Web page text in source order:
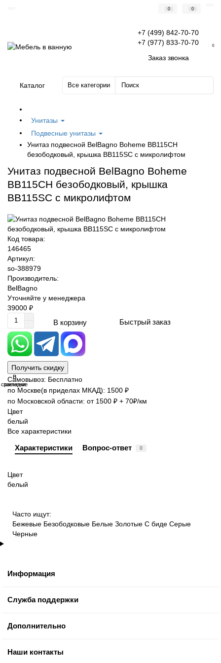
0 0
+7 (499) 842-70-70
+7 (977) 833-70-70
Заказ звонка
0
Каталог Все категории
Унитазы
Подвесные унитазы
Унитаз подвесной BelBagno Boheme BB115CH
безободковый, крышка BB115SC с микролифтом
Унитаз подвесной BelBagno Boheme
BB115CH безободковый, крышка
BB115SC с микролифтом
Код товара:
146465
Артикул:
so-388979
Производитель:
BelBagno
Уточняйте у менеджера
39000 ₽
В корзину Быстрый заказ
Получить скидку
В
закладки
В
сравнение
Самовывоз: Бесплатно
по Москве(в приделах МКАД): 1500 ₽
по Московской области: от 1500 ₽ + 70₽/км
Цвет
белый
Все характеристики
Характеристики Вопрос-ответ 0
Цвет
белый
Часто ищут:
Бежевые Безободковые Белые Золотые С биде Серые
Черные
Информация
Служба поддержки
Дополнительно
Наши контакты